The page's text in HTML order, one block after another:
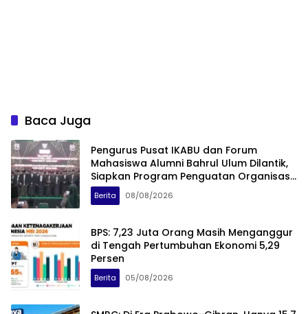
Baca Juga
Pengurus Pusat IKABU dan Forum
Mahasiswa Alumni Bahrul Ulum Dilantik,
Siapkan Program Penguatan Organisasi
dan Ekonomi
Berita 08/08/2026
BPS: 7,23 Juta Orang Masih Menganggur
di Tengah Pertumbuhan Ekonomi 5,29
Persen
Berita 05/08/2026